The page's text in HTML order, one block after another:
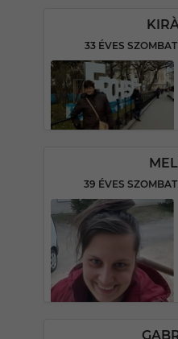
33 ÉVES
39 ÉVES